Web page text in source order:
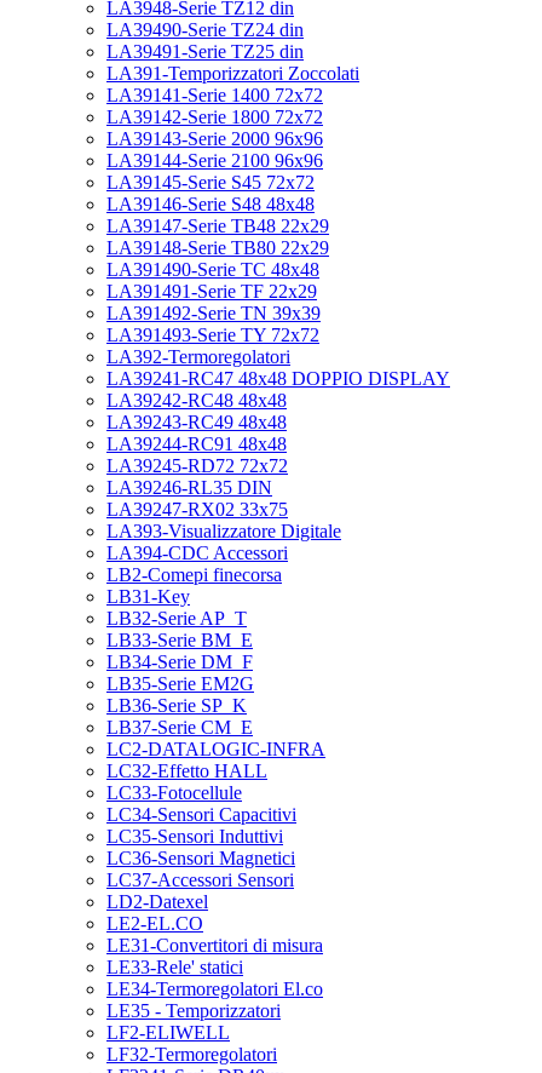
LA3948-Serie TZ12 din
LA39490-Serie TZ24 din
LA39491-Serie TZ25 din
LA391-Temporizzatori Zoccolati
LA39141-Serie 1400 72x72
LA39142-Serie 1800 72x72
LA39143-Serie 2000 96x96
LA39144-Serie 2100 96x96
LA39145-Serie S45 72x72
LA39146-Serie S48 48x48
LA39147-Serie TB48 22x29
LA39148-Serie TB80 22x29
LA391490-Serie TC 48x48
LA391491-Serie TF 22x29
LA391492-Serie TN 39x39
LA391493-Serie TY 72x72
LA392-Termoregolatori
LA39241-RC47 48x48 DOPPIO DISPLAY
LA39242-RC48 48x48
LA39243-RC49 48x48
LA39244-RC91 48x48
LA39245-RD72 72x72
LA39246-RL35 DIN
LA39247-RX02 33x75
LA393-Visualizzatore Digitale
LA394-CDC Accessori
LB2-Comepi finecorsa
LB31-Key
LB32-Serie AP_T
LB33-Serie BM_E
LB34-Serie DM_F
LB35-Serie EM2G
LB36-Serie SP_K
LB37-Serie CM_E
LC2-DATALOGIC-INFRA
LC32-Effetto HALL
LC33-Fotocellule
LC34-Sensori Capacitivi
LC35-Sensori Induttivi
LC36-Sensori Magnetici
LC37-Accessori Sensori
LD2-Datexel
LE2-EL.CO
LE31-Convertitori di misura
LE33-Rele' statici
LE34-Termoregolatori El.co
LE35 - Temporizzatori
LF2-ELIWELL
LF32-Termoregolatori